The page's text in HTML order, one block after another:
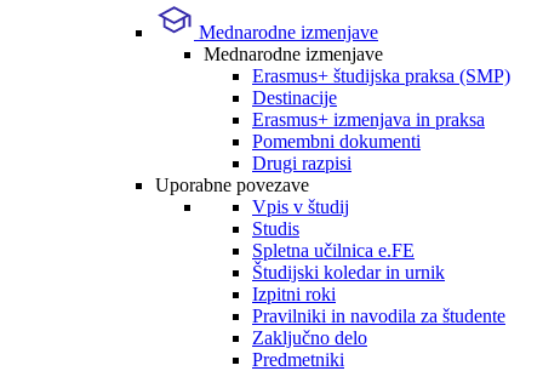
Mednarodne izmenjave
Mednarodne izmenjave
Erasmus+ študijska praksa (SMP)
Destinacije
Erasmus+ izmenjava in praksa
Pomembni dokumenti
Drugi razpisi
Uporabne povezave
Vpis v študij
Studis
Spletna učilnica e.FE
Študijski koledar in urnik
Izpitni roki
Pravilniki in navodila za študente
Zaključno delo
Predmetniki